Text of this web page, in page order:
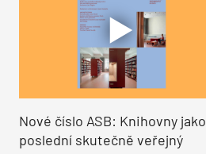
Nové číslo ASB: Knihovny jako
poslední skutečně veřejný